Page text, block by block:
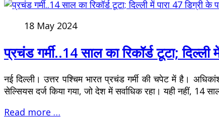
18 May 2024
प्रचंड गर्मी..14 साल का रिकॉर्ड टूटा; दिल्ली
नई दिल्ली। उत्तर पश्चिम भारत प्रचंड गर्मी की चपेट में है।
सेल्सियस दर्ज किया गया, जो देश में सर्वाधिक रहा। यही नहीं, 14
Read more …